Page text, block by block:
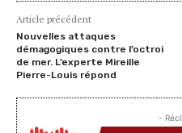
Article précédent
Nouvelles attaques
démagogiques contre l’octroi
de mer. L’experte Mireille
Pierre-Louis répond
-